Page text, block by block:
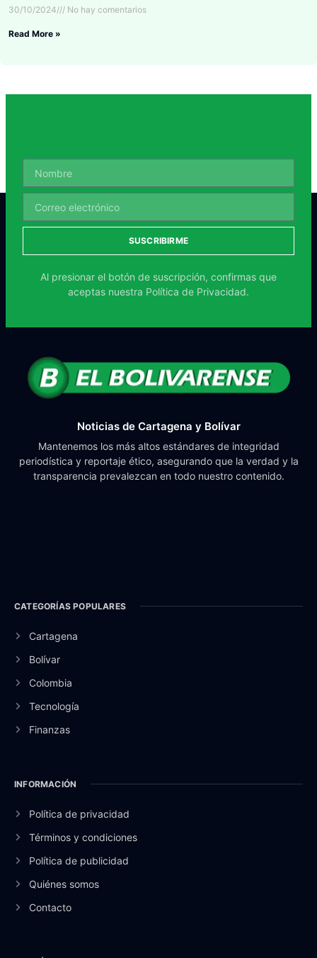
30/10/2024 No hay comentarios
Read More »
SUSCRIBIRME
Al presionar el botón de suscripción, confirmas que
aceptas nuestra Política de Privacidad.
Noticias de Cartagena y Bolívar
Mantenemos los más altos estándares de integridad
periodística y reportaje ético, asegurando que la verdad y la
transparencia prevalezcan en todo nuestro contenido.
CATEGORÍAS POPULARES
Cartagena
Bolívar
Colombia
Tecnología
Finanzas
INFORMACIÓN
Política de privacidad
Términos y condiciones
Política de publicidad
Quiénes somos
Contacto